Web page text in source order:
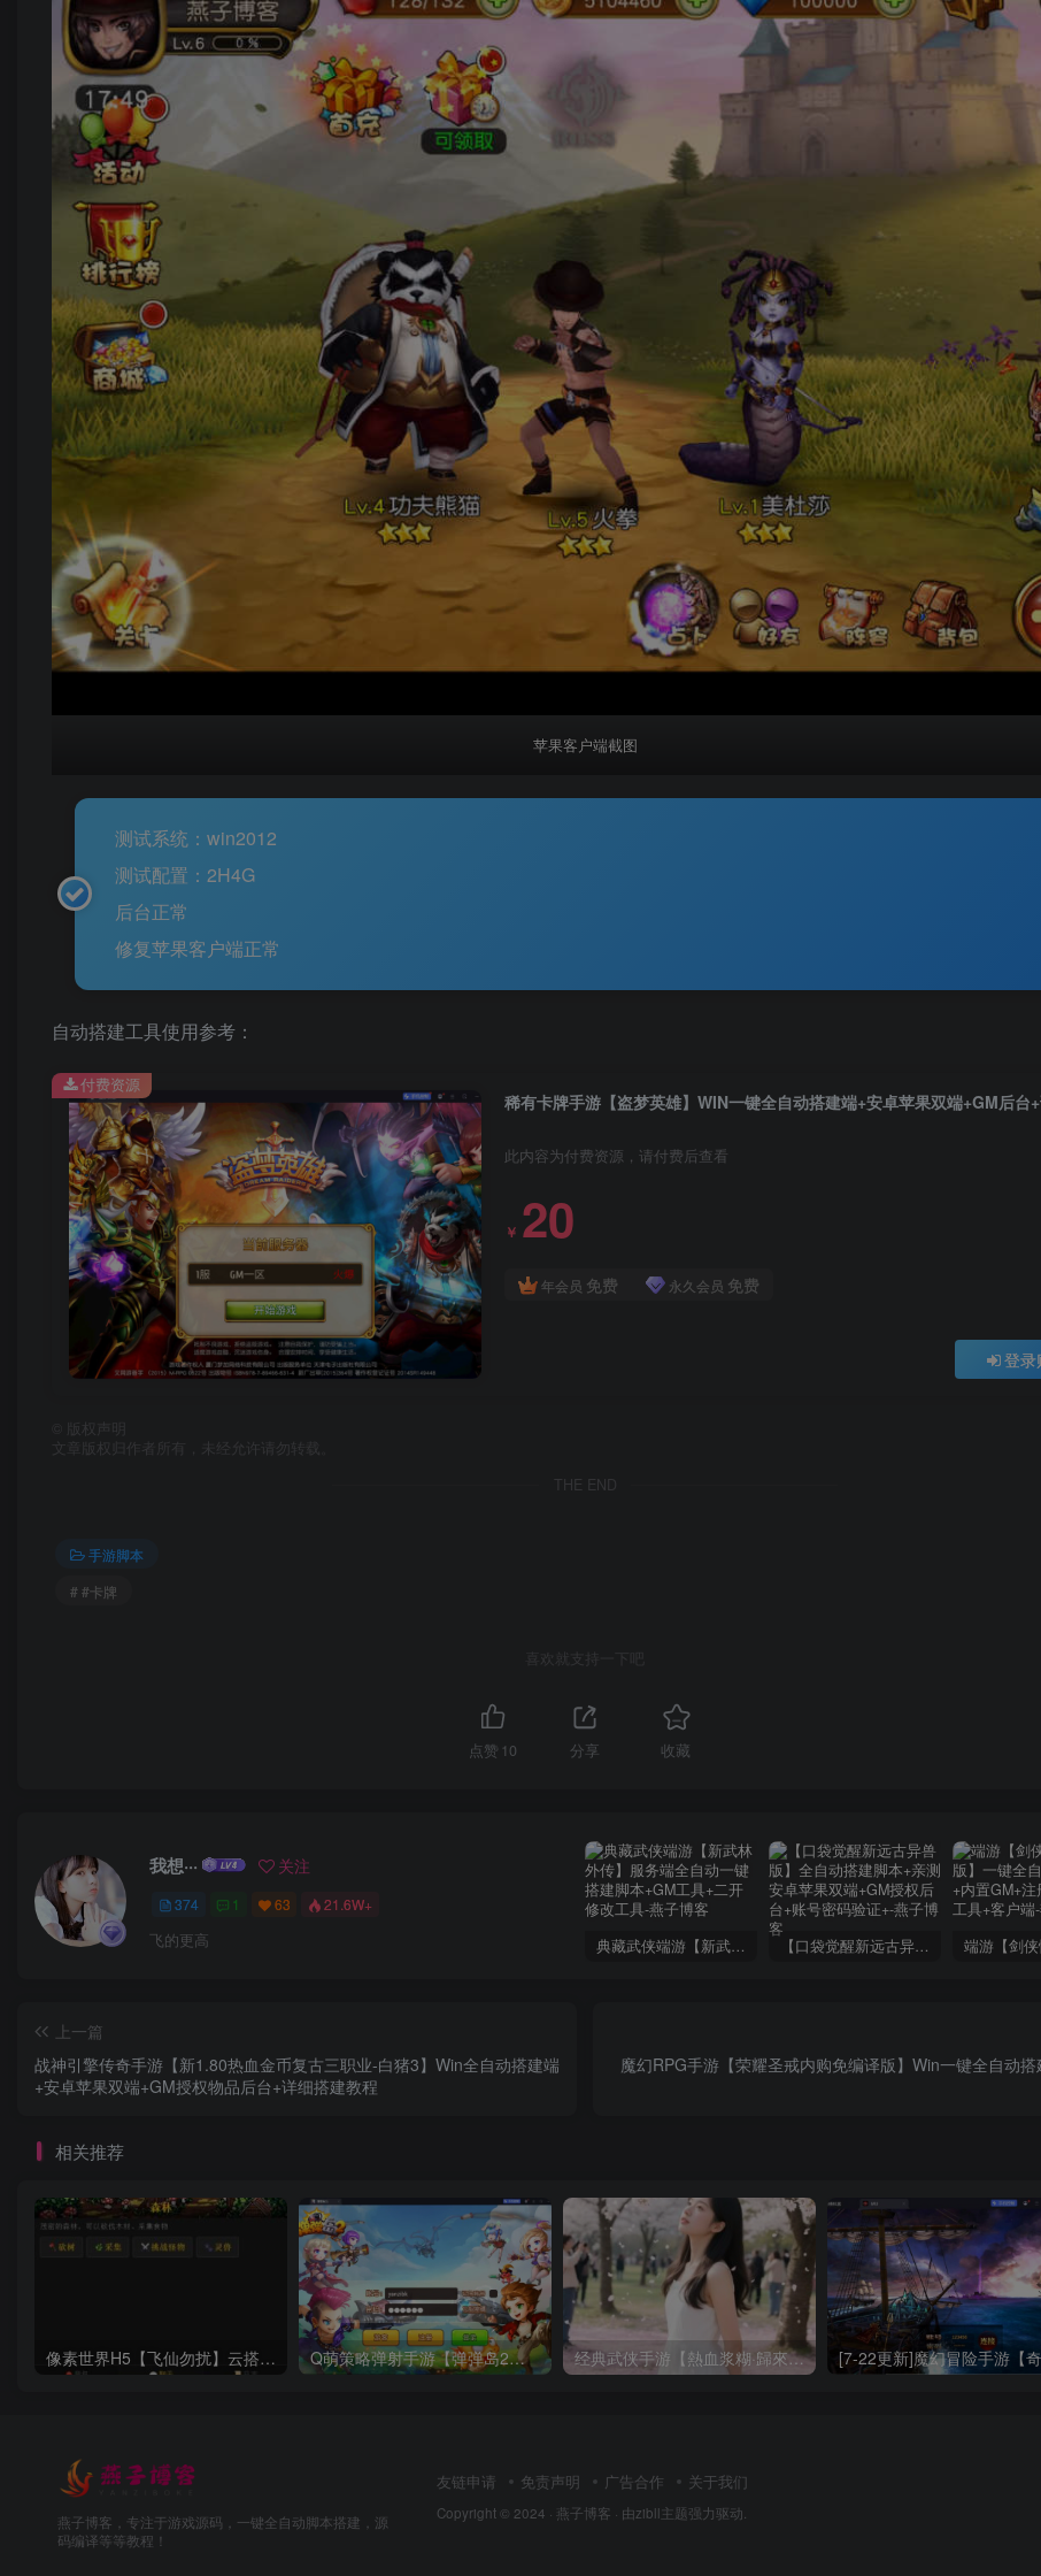
苹果客户端截图
测试系统：win2012
测试配置：2H4G
后台正常
修复苹果客户端正常
自动搭建工具使用参考：
此内容为付费资源，请付费后查看
￥ 20
年会员 免费 永久会员 免费
登录
付费资源
版权声明
文章版权归作者所有，未经允许请勿转载。
THE END
手游脚本
# #卡牌
喜欢就支持一下吧
点赞 10 分享 收藏
我想··· 关注
374 1 63 21.6W+
飞的更高 典藏武侠端游【新武林外传】服务端全自动一键搭建脚本+GM工具+二开修改工具 【口袋觉醒新远古异兽版】全自动搭建脚本+亲测安卓苹果双端+GM授权后台+账号密码验证+
上一篇
战神引擎传奇手游【新1.80热血金币复古三职业-白猪3】Win全自动搭建端
+安卓苹果双端+GM授权物品后台+详细搭建教程
魔幻RPG手游【荣耀圣戒内购免编译版】Win一键全自动
相关推荐
像素世界H5【飞仙勿扰】云搭建控制台+Linux一键全自动搭建脚本+全功能后台 Q萌策略弹射手游【弹弹岛2】最新整理Linux一键全自动搭建脚本+安卓+GM后台 经典武侠手游【熱血浆糊·歸來代金券内购七职业精修版】Linux一键全自动搭建脚本+管理后台+CDK授权后台+安卓
燕子博客，专注于游戏源码，一键全自动脚本搭建，源
码编译等等教程！
友链申请 免责声明 广告合作 关于我们
Copyright © 2024 · 燕子博客 · 由zibll主题强力驱动.